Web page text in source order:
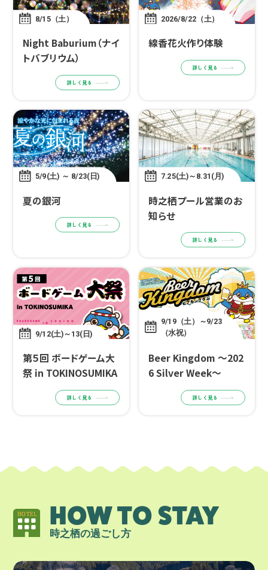
8/15（土）
Night Baburium（ナイ
トバブリウム）
詳しく見る
2026/8/22（土）
線香花火作り体験
詳しく見る
5/9(土) ～ 8/23(日)
夏の銀河
詳しく見る
7.25(土)～8.31(月)
時之栖プール営業のお
知らせ
詳しく見る
9/12(土)～13(日)
第５回 ボードゲーム大
祭 in TOKINOSUMIKA
詳しく見る
9/19（土）～9/23
（水祝）
Beer Kingdom ～202
6 Silver Week～
詳しく見る
HOW TO STAY
時之栖の過ごし方